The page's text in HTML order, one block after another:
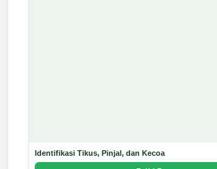
Identifikasi Tikus, Pinjal, dan Kecoa